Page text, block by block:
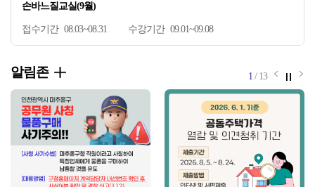
손바느질교실(9월)
08.03~08.31 09.01~09.08
알림존 1 / 13 알림존
정지